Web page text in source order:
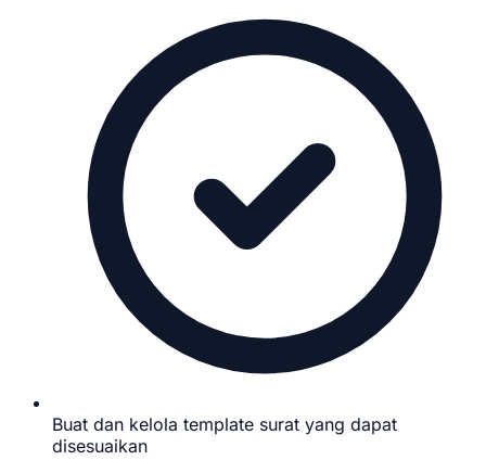
Buat dan kelola template surat yang dapat
disesuaikan